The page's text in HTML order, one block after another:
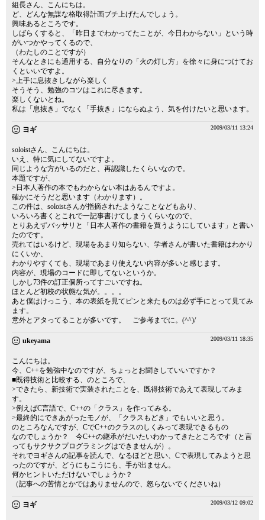
組長さん、こんにちは。
ど、どんな無謀な格取得計画ブチ上げたんでしょう。
興味あるところです。
しばらくすると、「昨日までわかってたことが、今日わからない」という時
がいつかやってくるので、
（わたしのことですが）
そんなときにも通用する、自分なりの「火の灯し方」を徐々に身につけてお
くといいですよ。
>上手に息抜きしながら楽しく
そうそう、勉強のコツはこれに尽きます。
楽しくないとね。
私は「息抜き」でなく「手抜き」にならぬよう、気を付けたいと思います。
ヨギ 2009/03/11 13:24
soloistさん、こんにちは。
いえ、特に気にしてないですよ。
同じような方がいるのだと、再認識したくらいなので。
本題ですが、
>日本人著作の本でもわからない本はあるんですよ。
確かにそうだと思います（わかります）。
この件は、soloistさんが指摘されたようなことなどもあり、
いろいろ書くとこれで一記事書けてしまうくらいなので、
とりあえずバッサリと「日本人著作の書籍を買うようにしています」と書い
たのです。
売れてはいるけど、現場をあまり知らない、学者さんが書いた書籍はわかり
にくいか、
わかりやすくても、現場であまり使えない内容が多いと感じます。
内容が、現場のコードに即してないというか。
しかし73件の訂正個所ってすごいですね。
ほとんど初校の状態な気が。。。。
あと僕はけっこう、本の表紙を見てピンと来たものは必ず手にとって見てみ
ます。
意外とアタってることが多いです。 ご参考までに。(^^)/
ukeyama 2009/03/11 18:35
こんにちは。
今、C++を勉強中なのですが、ちょっとお聞きしていいですか？
■既得技術と比較する、のところで、
>できたら、新技術で実装されたことを、既得技術であえて表現してみま
す。
>例えばC言語で、C++の「クラス」を作ってみる。
>最終的にできあがったモノが、「クラスもどき」でもいいと思う。
のところなんですが、CでC++のクラスのしくみって表現できるもの
なのでしょうか？ 今C++の継承がだいたいわかってきたところです（と言
ってもサクサクプログラミングはできませんが）。
それでヨギさんの記事を読んで、なるほどと思い、Cで表現してみようと思
ったのですが、どうにもこうにも、手が出ません。
何かヒントいただけないでしょうか？
（記事への苦情とかではありませんので、怒らないでくださいね）
ヨギ 2009/03/12 09:02